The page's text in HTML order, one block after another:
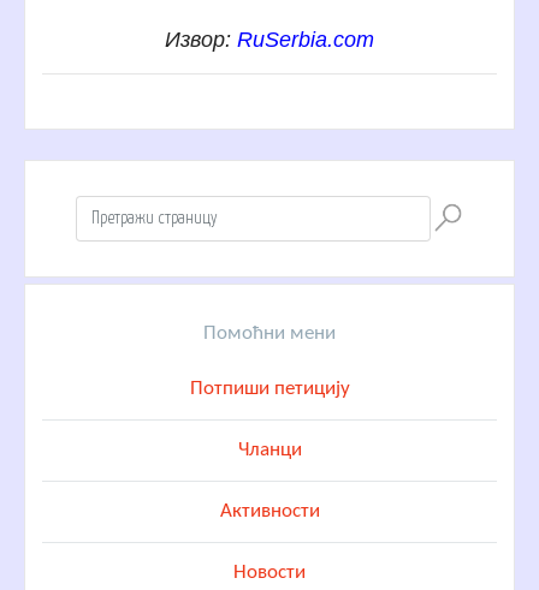
Извор: RuSerbia.com
Помоћни мени
Потпиши петицију
Чланци
Активности
Новости